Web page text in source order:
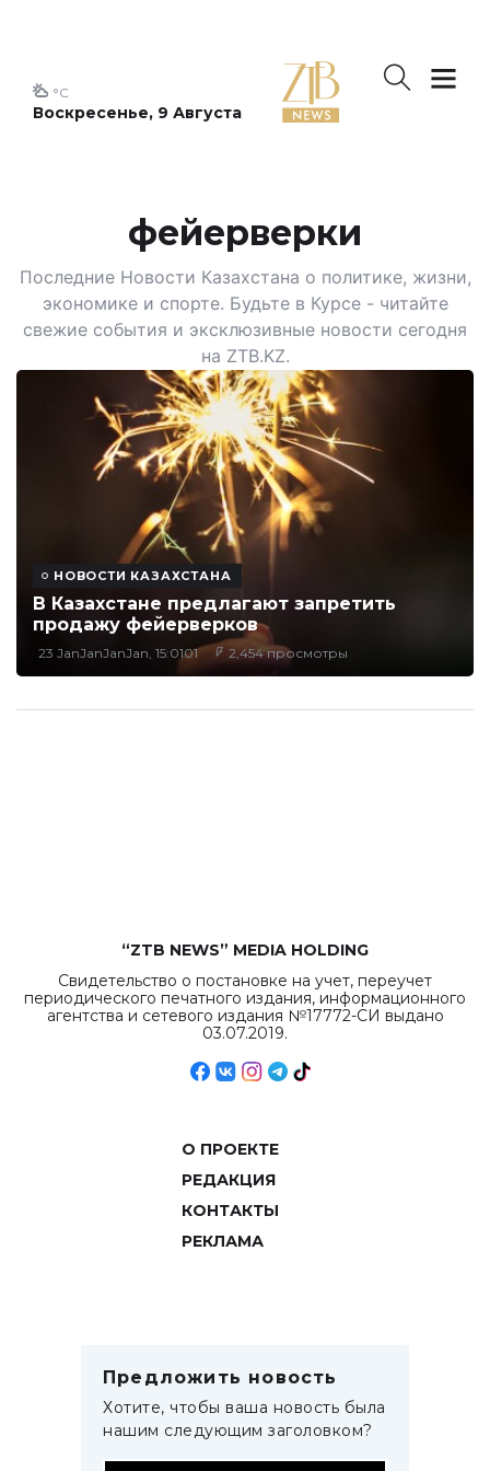
Воскресенье, 9 Августа
°C
фейерверки
Последние Новости Казахстана о политике, жизни,
экономике и спорте. Будьте в Курсе - читайте
свежие события и эксклюзивные новости сегодня
на ZTB.KZ.
НОВОСТИ КАЗАХСТАНА
В Казахстане предлагают запретить
продажу фейерверков
23 JanJanJanJan, 15:0101 2,454 просмотры
“ZTB NEWS” MEDIA HOLDING
Свидетельство о постановке на учет, переучет
периодического печатного издания, информационного
агентства и сетевого издания №17772-СИ выдано
03.07.2019.
О ПРОЕКТЕ
РЕДАКЦИЯ
КОНТАКТЫ
РЕКЛАМА
Предложить новость
Хотите, чтобы ваша новость была
нашим следующим заголовком?